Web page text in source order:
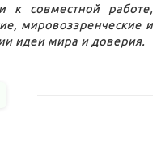
к совместной работе,
мировоззренческие и
идеи мира и доверия.